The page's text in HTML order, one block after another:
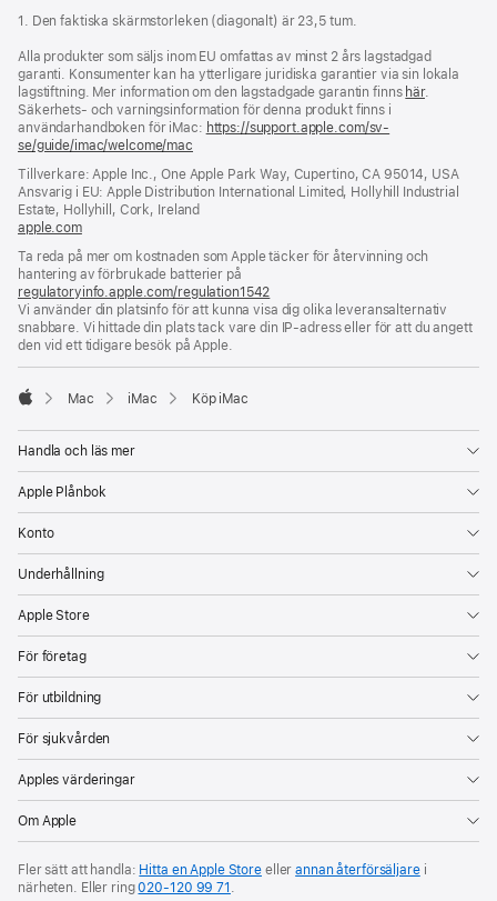
1. Den faktiska skärmstorleken (diagonalt) är 23,5 tum.
Alla produkter som säljs inom EU omfattas av minst 2 års lagstadgad
garanti. Konsumenter kan ha ytterligare juridiska garantier via sin lokala
lagstiftning. Mer information om den lagstadgade garantin finns här.
Säkerhets- och varningsinformation för denna produkt finns i
användarhandboken för iMac: https://support.apple.com/sv-
se/guide/imac/welcome/mac
ett
nytt
fönster)
Tillverkare: Apple Inc., One Apple Park Way, Cupertino, CA 95014, USA
Ansvarig i EU: Apple Distribution International Limited, Hollyhill Industrial
Estate, Hollyhill, Cork, Ireland
apple.com(öppnas
ett
nytt
fönster)
Ta reda på mer om kostnaden som Apple täcker för återvinning och
hantering av förbrukade batterier på
regulatoryinfo.apple.com/regulation1542
i
ett
Vi använder din platsinfo för att kunna visa dig olika leveransalternativ
snabbare. Vi hittade din plats tack vare din IP-adress eller för att du angett
den vid ett tidigare besök på Apple.
Mac iMac Köp iMac
Handla och läs mer
Apple Plånbok
Konto
Underhållning
Apple Store
För företag
För utbildning
För sjukvården
Apples värderingar
Om Apple
Fler sätt att handla: Hitta en Apple Storeellerannan återförsäljarei
närheten. Eller ring020‑120 99 71